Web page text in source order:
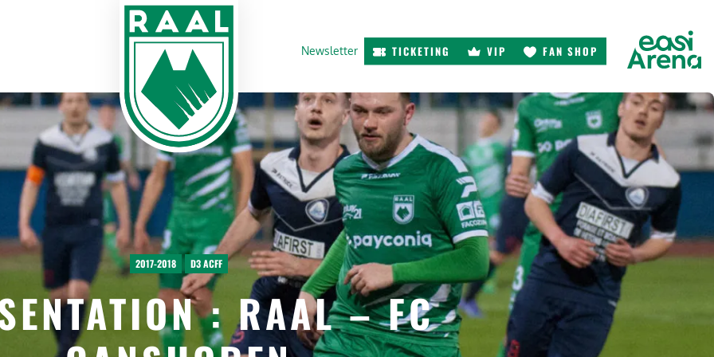
Newsletter TICKETING VIP FAN SHOP
2017-2018 D3 ACFF
: RAAL – FC